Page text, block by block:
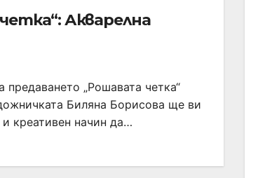
Акварелна
предаването „Рошавата четка“
Биляна Борисова ще ви
креативен начин да…